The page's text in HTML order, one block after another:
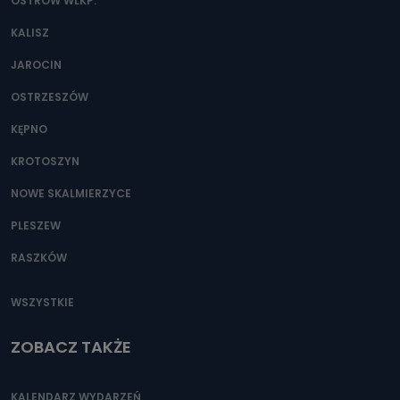
Można to zrobić pod numerem telefonu 62 735-51-05 lub
e-mailowo pod adresem: poczta@tvproart.pl
KALISZ
JAROCIN
OSTRZESZÓW
KĘPNO
KROTOSZYN
NOWE SKALMIERZYCE
PLESZEW
RASZKÓW
WSZYSTKIE
ZOBACZ TAKŻE
KALENDARZ WYDARZEŃ